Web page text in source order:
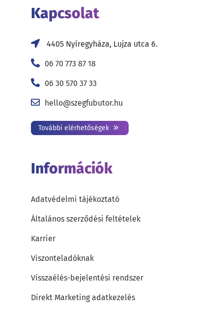
Kapcsolat
4405 Nyíregyháza, Lujza utca 6.
06 70 773 87 18
06 30 570 37 33
hello@szegfubutor.hu
További elérhetőségek
Információk
Adatvédelmi tájékoztató
Általános szerződési feltételek
Karrier
Viszonteladóknak
Visszaélés-bejelentési rendszer
Direkt Marketing adatkezelés